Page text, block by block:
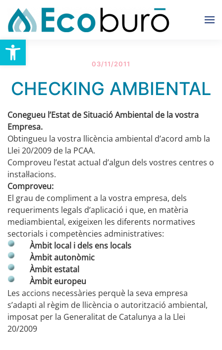
Obre la barra d'eines
Skip to main content
03/11/2011
CHECKING AMBIENTAL
Conegueu l’Estat de Situació Ambiental de la vostra
Empresa.
Obtingueu la vostra llicència ambiental d’acord amb la
Llei 20/2009 de la PCAA.
Comproveu l’estat actual d’algun dels vostres centres o
instal·lacions.
Comproveu:
El grau de compliment a la vostra empresa, dels
requeriments legals d’aplicació i que, en matèria
mediambiental, exigeixen les diferents normatives
sectorials i competències administratives:
Àmbit local i dels ens locals
Àmbit autonòmic
Àmbit estatal
Àmbit europeu
Les accions necessàries perquè la seva empresa
s’adapti al règim de llicència o autorització ambiental,
imposat per la Generalitat de Catalunya a la Llei
20/2009